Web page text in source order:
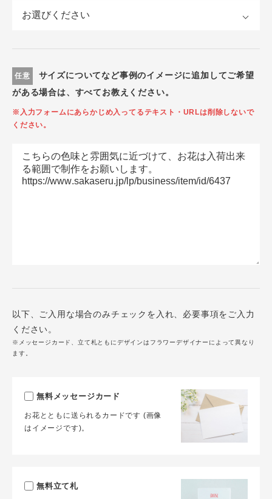
任意
サイズについてなど事例のイメージに追加してご希望
がある場合は、すべてお教えください。
※入力フォームにあらかじめ入ってるテキスト・URLは削除しないで
ください。
以下、ご入用な場合のみチェックを入れ、必要事項をご入力
ください。
※メッセージカード、立て札ともにデザインはフラワーデザイナーによって異なり
ます。
無料メッセージカード
お花とともに送られるカードです (画像
はイメージです)。
無料立て札